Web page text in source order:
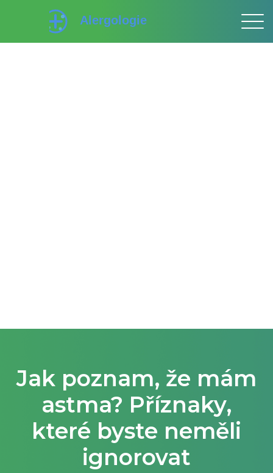
Jak poznam, že mám
astma? Příznaky,
které byste neměli
ignorovat